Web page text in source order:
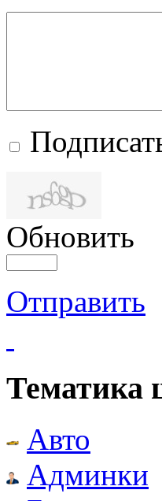
Обновить
Отправить
Тематика
Авто
Админки